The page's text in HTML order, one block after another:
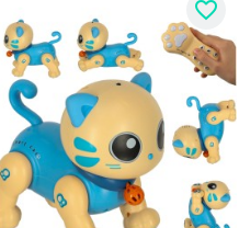
favorite_border